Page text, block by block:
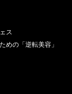
ス
めの「逆転美容」